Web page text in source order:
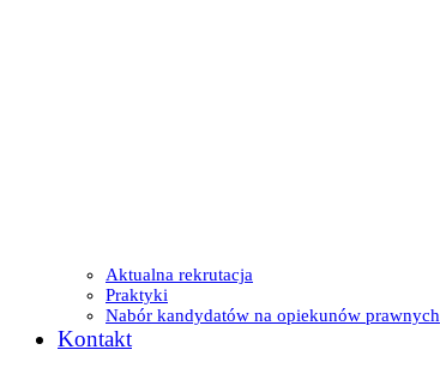
Aktualna rekrutacja
Praktyki
Nabór kandydatów na opiekunów prawnych
Kontakt